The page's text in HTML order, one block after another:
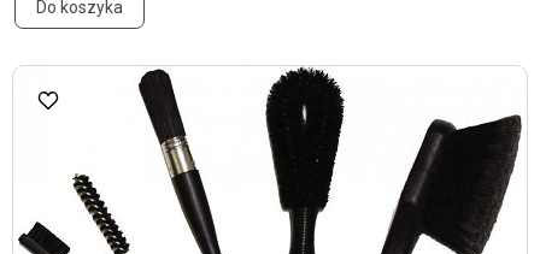
Do koszyka